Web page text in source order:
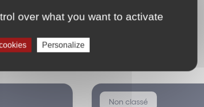
Non classé
over what you want to activate
Personalize